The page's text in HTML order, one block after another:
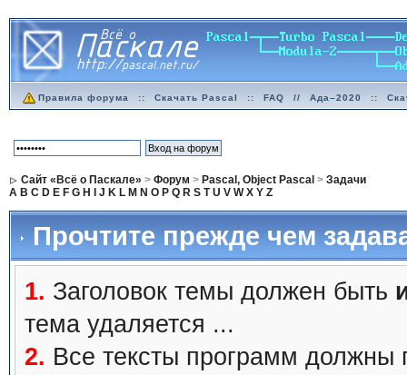
Правила форума :: Скачать Pascal :: FAQ // Ада–2020 ::
Сайт «Всё о Паскале» > Форум > Pascal, Object Pascal > Задачи
A B C D E F G H J K L M N O P Q R S T U V W X Y Z
Прочтите прежде чем
1. Заголовок темы должен быть
тема удаляется ...
2. Все тексты программ должны